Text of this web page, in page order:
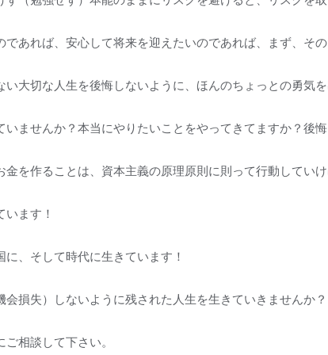
であれば、安心して将来を迎えたいのであれば、まず、そ
い大切な人生を後悔しないように、ほんのちょっとの勇気
いませんか？本当にやりたいことをやってきてますか？後
金を作ることは、資本主義の原理原則に則って行動してい
ます！
、そして時代に生きています！
会損失）しないように残された人生を生きていきませんか？
相談して下さい。